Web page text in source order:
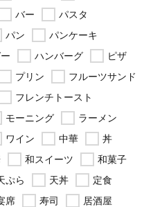
バー
パスタ
パン
パンケーキ
ハンバーグ
ピザ
プリン
フルーツサンド
フレンチトースト
モーニング
ラーメン
ワイン 中華
丼
和スイーツ
和菓子
ぷら 天丼
定食
席 寿司
居酒屋